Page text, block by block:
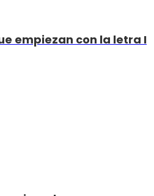
empiezan con la letra I